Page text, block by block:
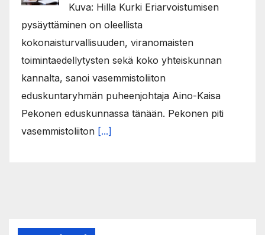
Kuva: Hilla Kurki Eriarvoistumisen
pysäyttäminen on oleellista
kokonaisturvallisuuden, viranomaisten
toimintaedellytysten sekä koko yhteiskunnan
kannalta, sanoi vasemmistoliiton
eduskuntaryhmän puheenjohtaja Aino-Kaisa
Pekonen eduskunnassa tänään. Pekonen piti
vasemmistoliiton [...]